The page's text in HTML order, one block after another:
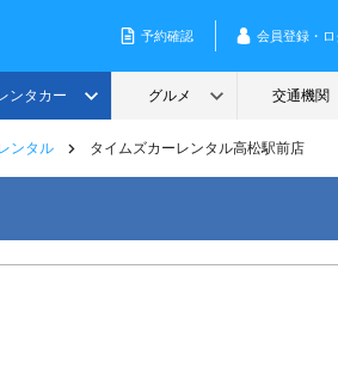
ンタル タイムズカーレンタル高松駅前店